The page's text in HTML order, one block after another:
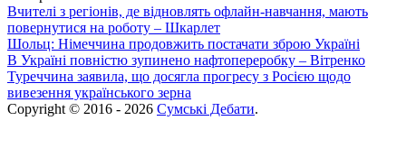
Вчителі з регіонів, де відновлять офлайн-навчання, мають
повернутися на роботу – Шкарлет
Шольц: Німеччина продовжить постачати зброю Україні
В Україні повністю зупинено нафтопереробку – Вітренко
Туреччина заявила, що досягла прогресу з Росією щодо
вивезення українського зерна
Copyright © 2016 - 2026 Сумські Дебати.